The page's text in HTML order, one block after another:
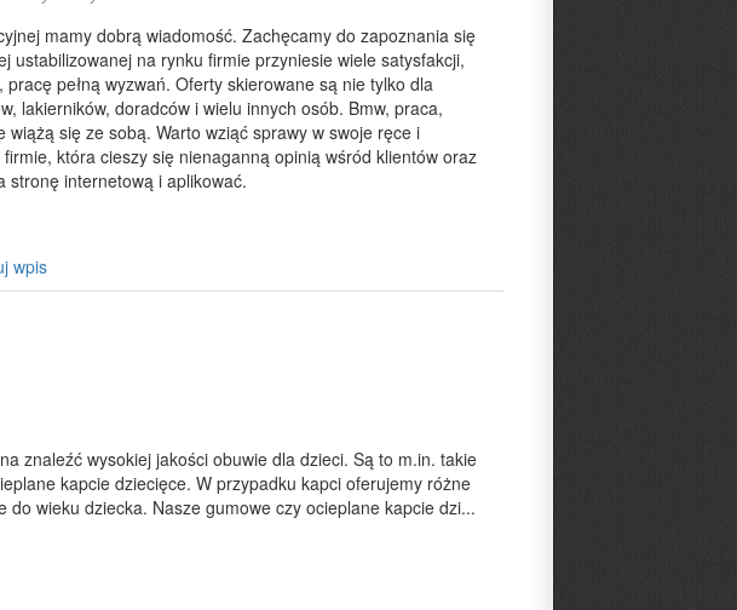
mamy dobrą wiadomość. Zachęcamy do zapoznania się
ustabilizowanej na rynku firmie przyniesie wiele satysfakcji,
pełną wyzwań. Oferty skierowane są nie tylko dla
lakierników, doradców i wielu innych osób. Bmw, praca,
wiążą się ze sobą. Warto wziąć sprawy w swoje ręce i
która cieszy się nienaganną opinią wśród klientów oraz
stronę internetową i aplikować.
wpis
znaleźć wysokiej jakości obuwie dla dzieci. Są to m.in. takie
kapcie dziecięce. W przypadku kapci oferujemy różne
wieku dziecka. Nasze gumowe czy ocieplane kapcie dzi...